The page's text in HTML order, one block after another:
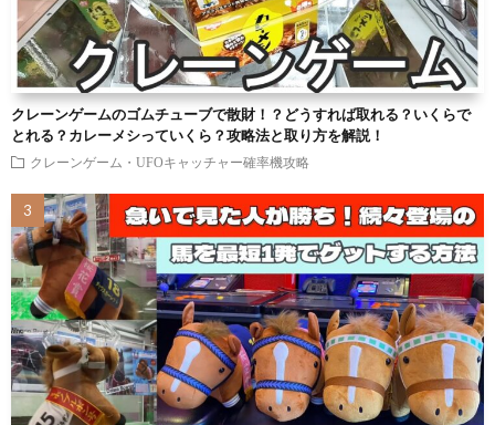
クレーンゲームのゴムチューブで散財！？どうすれば取れる？いくらで
とれる？カレーメシっていくら？攻略法と取り方を解説！
クレーンゲーム・UFOキャッチャー確率機攻略